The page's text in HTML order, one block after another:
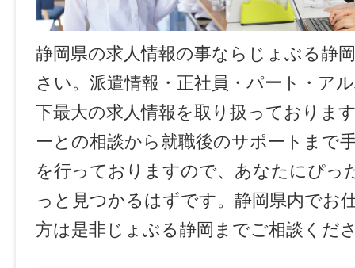
静岡県の求人情報の事ならじょぶる静
さい。派遣情報・正社員・パート・ア
下最大の求人情報を取り扱っておりま
ーとの相談から就職後のサポートまで
を行っておりますので、あなたにぴっ
っと見つかるはずです。静岡県内でお
方は是非じょぶる静岡までご相談くだ